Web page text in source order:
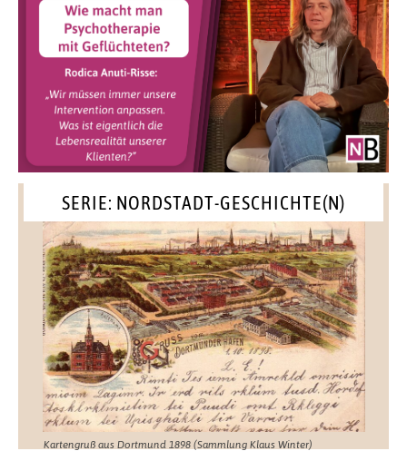
SERIE: NORDSTADT-GESCHICHTE(N)
Kartengruß aus Dortmund 1898 (Sammlung Klaus Winter)